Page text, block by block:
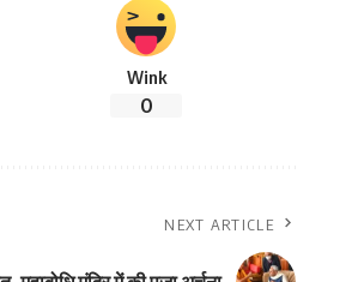
Wink
0
NEXT ARTICLE